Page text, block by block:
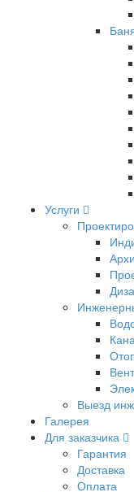
Услуги
Выезд
Галерея
Для заказчика
Гарантия
Доставка
Оплата